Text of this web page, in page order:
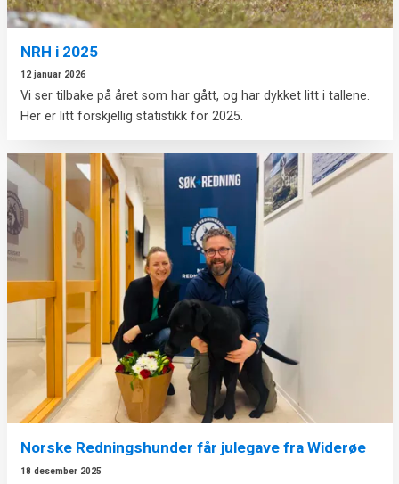
NRH i 2025
12 januar 2026
Vi ser tilbake på året som har gått, og har dykket litt i tallene.
Her er litt forskjellig statistikk for 2025.
Norske Redningshunder får julegave fra Widerøe
18 desember 2025